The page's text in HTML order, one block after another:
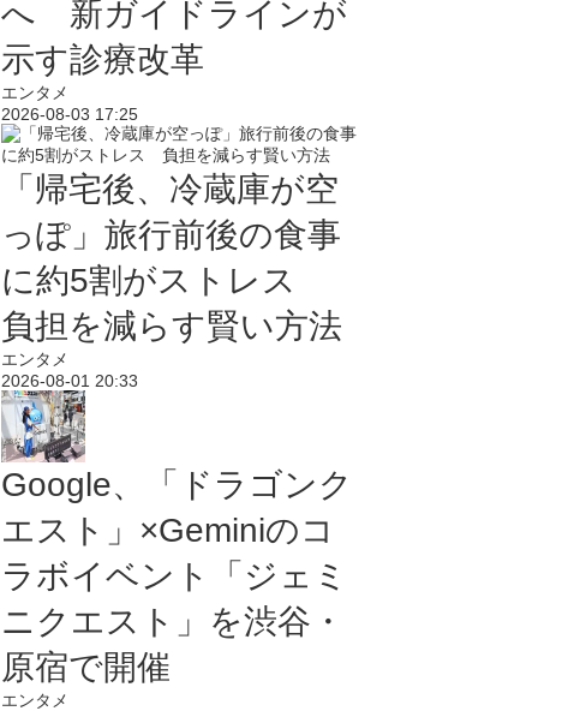
へ 新ガイドラインが
示す診療改革
エンタメ
2026-08-03 17:25
「帰宅後、冷蔵庫が空
っぽ」旅行前後の食事
に約5割がストレス
負担を減らす賢い方法
エンタメ
2026-08-01 20:33
Google、「ドラゴンク
エスト」×Geminiのコ
ラボイベント「ジェミ
ニクエスト」を渋谷・
原宿で開催
エンタメ